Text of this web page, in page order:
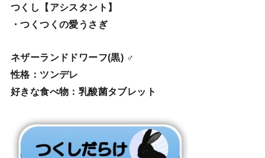
つくし【アシスタント】
・つくつくの愛うさぎ
ネザーランドドワーフ(黒) ♂
性格：ツンデレ
好きな食べ物：乳酸菌タブレット